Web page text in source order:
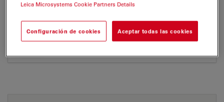
Leica Microsystems Cookie Partners Details
Configuración de cookies Aceptar todas las cookies